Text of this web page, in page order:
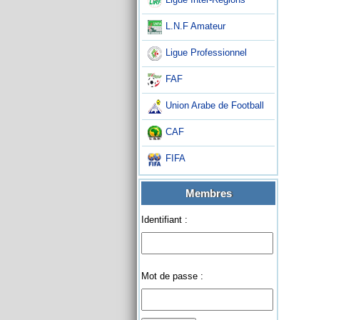
L.N.F Amateur
Ligue Professionnel
FAF
Union Arabe de Football
CAF
FIFA
Membres
Identifiant :
Mot de passe :